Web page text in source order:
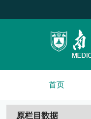
首页
原栏目数据